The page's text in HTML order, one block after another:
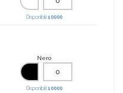
Disponibili:10000
Nero
Disponibili:10000